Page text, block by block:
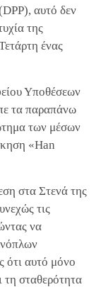
αυτό δεν
της
ένας
Υποθέσεων
τα παραπάνω
των μέσων
«Han
στα Στενά της
τις
να
ότι αυτό μόνο
τη σταθερότητα